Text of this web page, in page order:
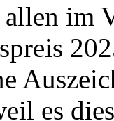
im
es